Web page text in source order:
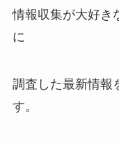
情報収集が大好き
に
調査した最新情報
す。